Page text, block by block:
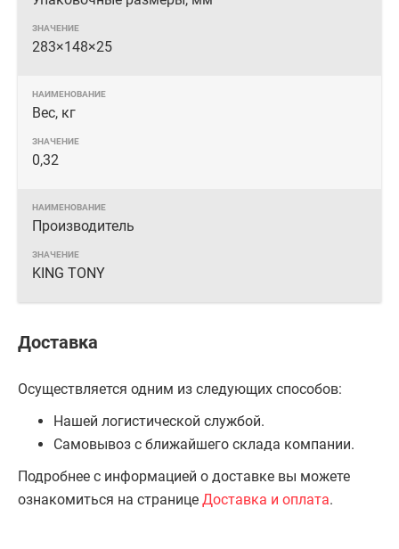
283×148×25
Вес, кг
0,32
Производитель
KING TONY
Доставка
Осуществляется одним из следующих способов:
Нашей логистической службой.
Самовывоз с ближайшего склада компании.
Подробнее с информацией о доставке вы можете
ознакомиться на странице Доставка и оплата.